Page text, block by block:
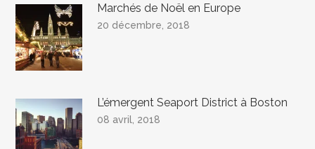
Marchés de Noël en Europe
20 décembre, 2018
L’émergent Seaport District à Boston
08 avril, 2018